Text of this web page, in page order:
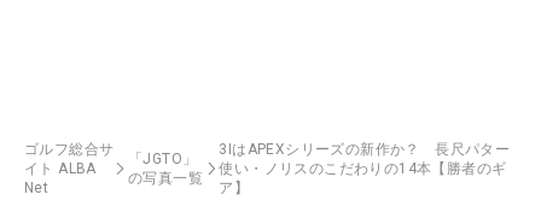
ゴルフ総合サ
イト ALBA
Net
「JGTO」
の写真一覧
3IはAPEXシリーズの新作か？ 長尺パター
使い・ノリスのこだわりの14本【勝者のギ
ア】